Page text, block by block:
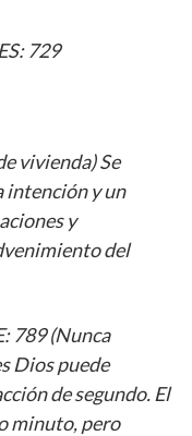
729
vivienda) Se
intención y un
y
del
789 (Nunca
Dios puede
de segundo. El
minuto, pero